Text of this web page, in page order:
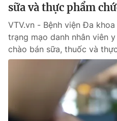
sữa và thực phẩm
VTV.vn - Bệnh viện Đa
trạng mạo danh nhân viên
chào bán sữa, thuốc và